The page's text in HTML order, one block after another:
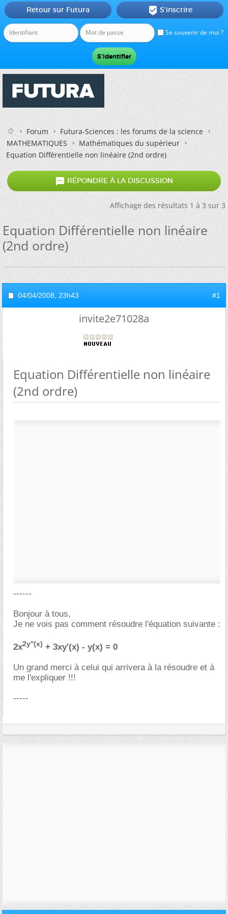
Se souvenir de moi ?
Retour sur Futura  S'inscrire
Forum
Futura-Sciences : les forums de la science
MATHEMATIQUES
Mathématiques du supérieur
Equation Différentielle non linéaire (2nd ordre)
 RÉPONDRE À LA DISCUSSION
Affichage des résultats 1 à 3 sur 3
Equation Différentielle non linéaire
(2nd ordre)
04/04/2008, 23h43 #1
invite2e71028a
Equation Différentielle non linéaire
(2nd ordre)
------
Bonjour à tous,
Je ne vois pas comment résoudre l'équation suivante :
2x2y''(x) + 3xy'(x) - y(x) = 0
Un grand merci à celui qui arrivera à la résoudre et à
me l'expliquer !!!
-----